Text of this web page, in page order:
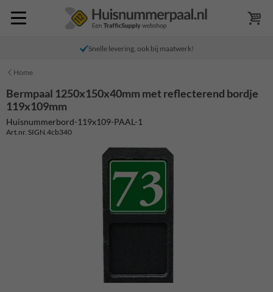
Snelle levering, ook bij maatwerk!
Home
Bermpaal 1250x150x40mm met reflecterend bordje
119x109mm
Huisnummerbord-119x109-PAAL-1
Art.nr. SIGN.4cb340